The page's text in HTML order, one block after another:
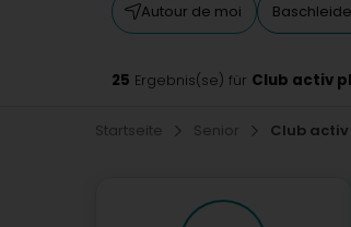
Autour de moi
25 Ergebnis(se) für Club activ
Startseite Senior Club